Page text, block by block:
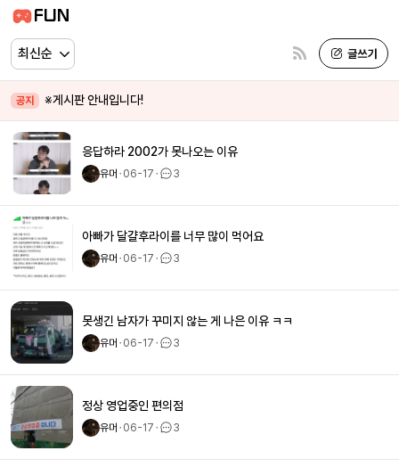
FUN
공지 ※게시판 안내입니다!
응답하라 2002가 못나오는 이유
유머ㆍ06-17ㆍ 3
아빠가 달걀후라이를 너무 많이 먹어요
유머ㆍ06-17ㆍ 3
못생긴 남자가 꾸미지 않는 게 나은 이유 ㅋㅋ
유머ㆍ06-17ㆍ 3
정상 영업중인 편의점
유머ㆍ06-17ㆍ 3